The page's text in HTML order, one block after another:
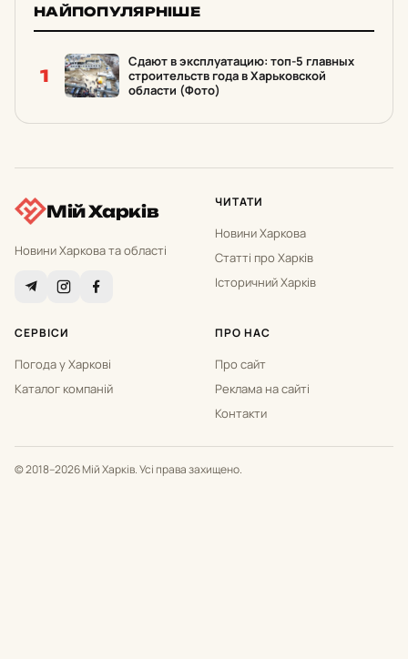
НАЙПОПУЛЯРНІШЕ
1
Сдают в эксплуатацию: топ-5 главных
строительств года в Харьковской
области (Фото)
Мій Харків
Новини Харкова та області
ЧИТАТИ
Новини Харкова
Статті про Харків
Історичний Харків
СЕРВІСИ
Погода у Харкові
Каталог компаній
ПРО НАС
Про сайт
Реклама на сайті
Контакти
© 2018–2026 Мій Харків. Усі права захищено.